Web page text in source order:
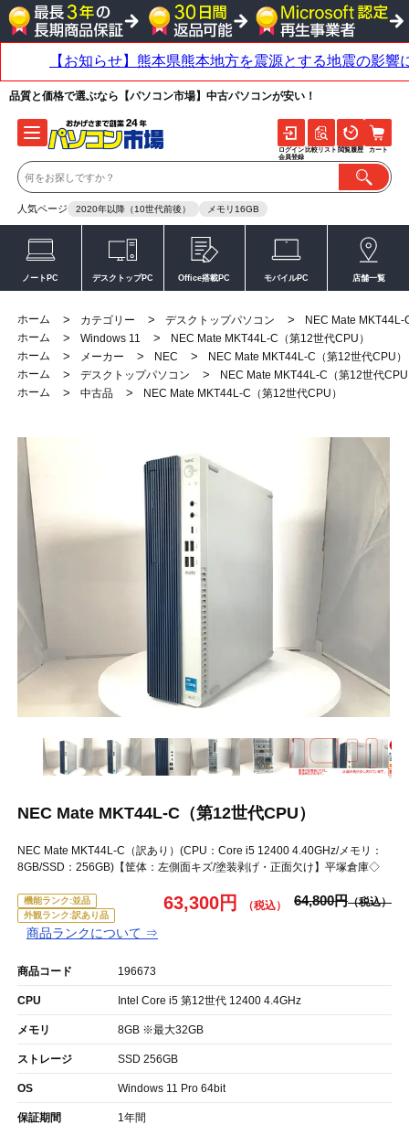
品質と価格で選ぶなら【パソコン市場】中古パソコンが安い！
人気ページ 2020年以降（10世代前後） メモリ16GB
ログイン
会員登録
比較リスト 閲覧履歴 カート
ノートPC デスクトップPC Office搭載PC モバイルPC 店舗一覧
ホーム > カテゴリー > デスクトップパソコン >
NEC Mate
ホーム
> Windows 11 >
NEC Mate MKT44L-C（第12世代CPU）
ホーム
> メーカー > NEC >
NEC Mate MKT44L-C（第12世代CPU）
ホーム
> デスクトップパソコン >
NEC Mate MKT44L-C（第12世代
ホーム
> 中古品 > NEC Mate MKT44L-C（第12世代CPU）
NEC Mate MKT44L-C（第12世代CPU）
NEC Mate MKT44L-C（訳あり）(CPU：Core i5 12400 4.40GHz/メモリ：
8GB/SSD：256GB)【筐体：左側面キズ/塗装剥げ・正面欠け】平塚倉庫◇
機能ランク:並品
外観ランク:訳あり品
商品ランクについて ⇒
63,300円 64,800円
商品コード 196673
CPU Intel Core i5 第12世代 12400 4.4GHz
メモリ 8GB ※最大32GB
ストレージ SSD 256GB
OS Windows 11 Pro 64bit
保証期間 1年間